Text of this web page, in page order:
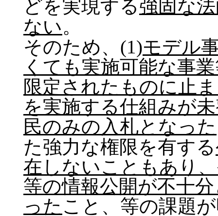
どを実現する強固な
ない。
そのため、(1)モデル
くても実施可能な事
限定されたものに止
を実施する仕組みが
民のみの入札となった
た強力な権限を有する
在しないこともあり
等の情報公開が不十
った こと、等の課題